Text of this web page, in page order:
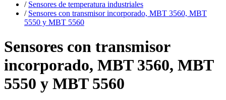
/ Sensores de temperatura industriales
/ Sensores con transmisor incorporado, MBT 3560, MBT
5550 y MBT 5560
Sensores con transmisor
incorporado, MBT 3560, MBT
5550 y MBT 5560